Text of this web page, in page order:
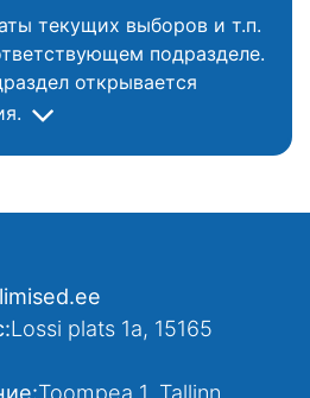
текущих выборов и т.п.
подразделе.
открывается
Lossi plats 1a, 15165
Toompea 1, Tallinn